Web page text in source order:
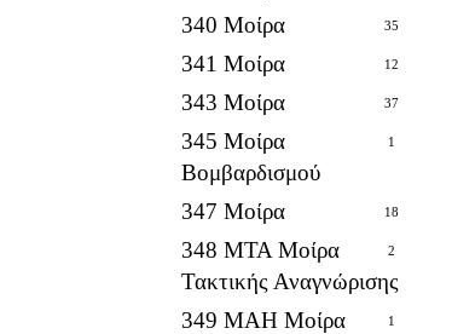
340 Μοίρα 35
341 Μοίρα 12
343 Μοίρα 37
345 Μοίρα
Βομβαρδισμού
1
347 Μοίρα 18
348 ΜΤΑ Μοίρα
Τακτικής Αναγνώρισης
2
349 ΜΑΗ Μοίρα
1